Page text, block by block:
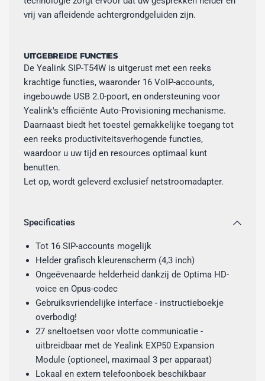
vrij van afleidende achtergrondgeluiden zijn.
UITGEBREIDE FUNCTIES
De Yealink SIP-T54W is uitgerust met een reeks
krachtige functies, waaronder 16 VoIP-accounts,
ingebouwde USB 2.0-poort, en ondersteuning voor
Yealink's efficiënte Auto-Provisioning mechanisme.
Daarnaast biedt het toestel gemakkelijke toegang tot
een reeks productiviteitsverhogende functies,
waardoor u uw tijd en resources optimaal kunt
benutten.
Let op, wordt geleverd exclusief netstroomadapter.
Specificaties
Tot 16 SIP-accounts mogelijk
Helder grafisch kleurenscherm (4,3 inch)
Ongeëvenaarde helderheid dankzij de Optima HD-
voice en Opus-codec
Gebruiksvriendelijke interface - instructieboekje
overbodig!
27 sneltoetsen voor vlotte communicatie -
uitbreidbaar met de Yealink EXP50 Expansion
Module (optioneel, maximaal 3 per apparaat)
Lokaal en extern telefoonboek beschikbaar